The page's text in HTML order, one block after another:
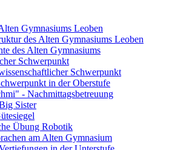
Gymnasiums Leoben
des Alten Gymnasiums Leoben
des Alten Gymnasiums
Schwerpunkt
Schwerpunkt
in der Oberstufe
- Nachmittagsbetreuung
Sister
Übung Robotik
am Alten Gymnasium